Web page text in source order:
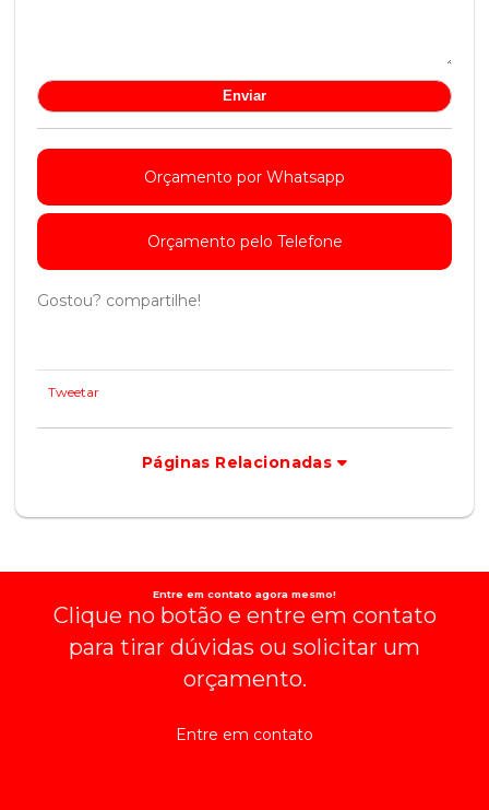
Orçamento por Whatsapp
Orçamento pelo Telefone
Gostou? compartilhe!
Tweetar
Páginas Relacionadas
Entre em contato agora mesmo!
Clique no botão e entre em contato
para tirar dúvidas ou solicitar um
orçamento.
Entre em contato